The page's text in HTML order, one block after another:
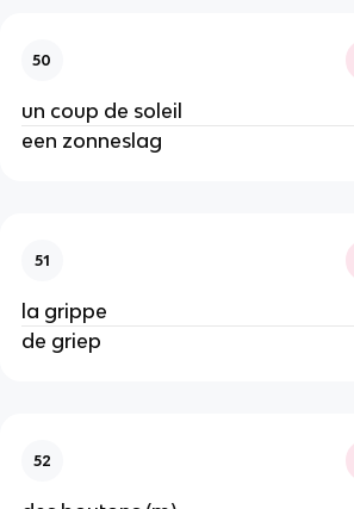
50
un coup de soleil
een zonneslag
51
la grippe
de griep
52